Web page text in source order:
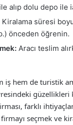
alıp dolu depo
Kiralama süresi
önceden öğrenin.
Aracı teslim
iş hem de turistik
farklı
seçmek ve